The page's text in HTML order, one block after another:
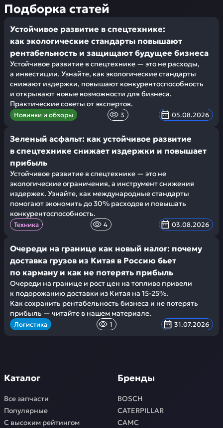
Подборка статей
Устойчивое развитие в спецтехнике:
как экологические стандарты повышают
рентабельность и защищают будущее бизнеса
Устойчивое развитие в спецтехнике — это не расходы,
а инвестиции. Узнайте, как экологические стандарты
снижают издержки, повышают конкурентоспособность
и открывают новые возможности для бизнеса.
Практические советы от экспертов.
Новинки и обзоры 3 05.08.2026
Зеленый асфальт: как устойчивое развитие
в спецтехнике снижает издержки и повышает
прибыль
Устойчивое развитие в спецтехнике — это не
экологические ограничения, а инструмент снижения
издержек. Узнайте, как международные стандарты
помогают экономить до 30% расходов и повышать
конкурентоспособность.
Техника 4 03.08.2026
Очереди на границе как новый налог: почему
доставка грузов из Китая в Россию бьет
по карману и как не потерять прибыль
Очереди на границе и рост цен на топливо привели
к подорожанию доставки из Китая на 15-25%.
Как сохранить рентабельность бизнеса и не потерять
прибыль — читайте в нашем материале.
Логистика 1 31.07.2026
Каталог
Все запчасти
Популярные
С высоким рейтингом
Бренды
BOSCH
CATERPILLAR
CAMC